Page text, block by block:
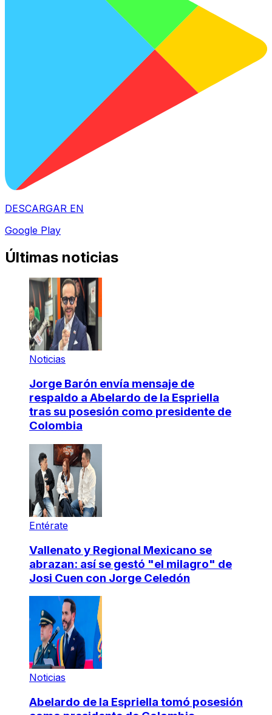
DESCARGAR EN
Google Play
Últimas noticias
Noticias
Jorge Barón envía mensaje de
respaldo a Abelardo de la Espriella
tras su posesión como presidente de
Colombia
Entérate
Vallenato y Regional Mexicano se
abrazan: así se gestó "el milagro" de
Josi Cuen con Jorge Celedón
Noticias
Abelardo de la Espriella tomó posesión